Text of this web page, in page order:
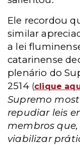
Ele recordou
similar
a lei
catarinense
plenário do
2514 (clique
Supremo
repudiar leis
membros
viabilizar